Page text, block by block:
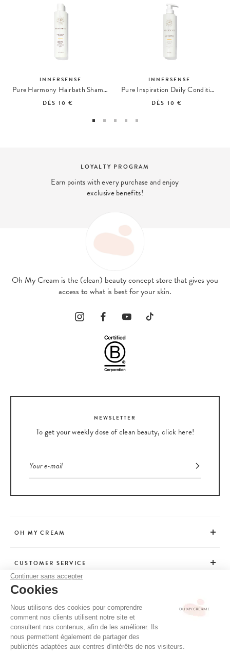
Continuer sans accepter
Cookies
Nous utilisons des cookies pour comprendre
comment nos clients utilisent notre site et
consultent nos contenus, afin de les améliorer. Ils
nous permettent également de partager des
publicités adaptées aux centres d'intérêts de nos visiteurs.
INNERSENSE
Pure Harmony Hairbath Shampoo
DÈS 10 €
INNERSENSE
Pure Inspiration Daily Conditioner Conditioner
DÈS 10 €
purchase and enjoy
Free shipping
Oh My Cream is the (clean) beauty concept store that gives you
access to what is best for your skin.
NEWSLETTER
To get your weekly dose of clean beauty, click here!
OH MY CREAM
CUSTOMER SERVICE
ADVICE
CGV / CGU
TERMS OF USE